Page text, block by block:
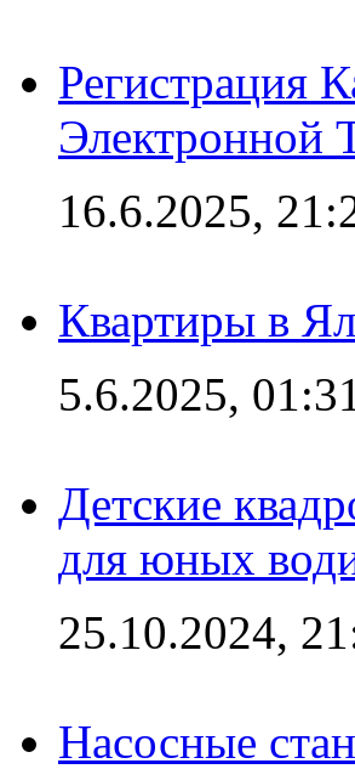
Электронной
16.6.2025,
Квартиры в
5.6.2025,
Детские
для юных
25.10.2024,
Насосные